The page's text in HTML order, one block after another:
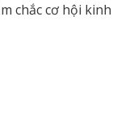
chắc cơ hội kinh